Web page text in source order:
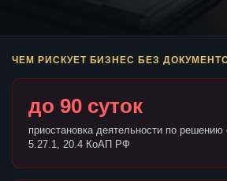
ЧЕМ РИСКУЕТ БИЗНЕС БЕЗ
до 90 суток
приостановка деятельности по
5.27.1, 20.4 КоАП РФ